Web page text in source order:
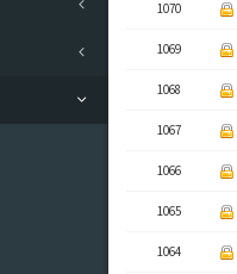
1070
1069
1068
1067
1066
1065
1064